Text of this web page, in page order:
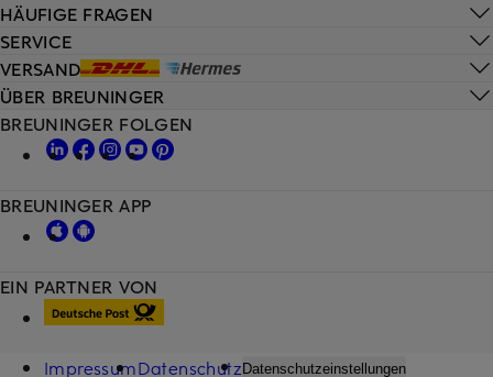
HÄUFIGE FRAGEN
SERVICE
VERSAND
ÜBER BREUNINGER
EIN PARTNER VON
BREUNINGER FOLGEN
BREUNINGER APP
ImpressumDatenschutz Datenschutzeinstellungen